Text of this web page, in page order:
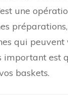
une
qui
important est
baskets.